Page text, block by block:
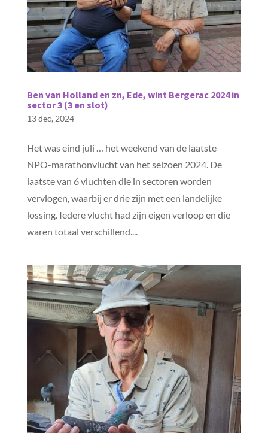
Ben van Holland en zn, Ede, wint Bergerac 2024 in
sector 3 (3 en slot)
13 dec, 2024
Het was eind juli … het weekend van de laatste
NPO-marathonvlucht van het seizoen 2024. De
laatste van 6 vluchten die in sectoren worden
vervlogen, waarbij er drie zijn met een landelijke
lossing. Iedere vlucht had zijn eigen verloop en die
waren totaal verschillend....